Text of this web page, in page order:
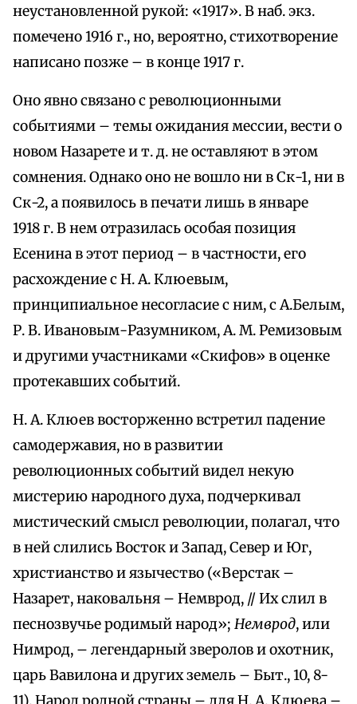
неустановленной рукой: «1917». В наб. экз.
помечено 1916 г., но, вероятно, стихотворение
написано позже – в конце 1917 г.
Оно явно связано с революционными
событиями – темы ожидания мессии, вести о
новом Назарете и т. д. не оставляют в этом
сомнения. Однако оно не вошло ни в Ск-1, ни в
Ск-2, а появилось в печати лишь в январе
1918 г. В нем отразилась особая позиция
Есенина в этот период – в частности, его
расхождение с Н. А. Клюевым,
принципиальное несогласие с ним, с А.Белым,
Р. В. Ивановым-Разумником, А. М. Ремизовым
и другими участниками «Скифов» в оценке
протекавших событий.
Н. А. Клюев восторженно встретил падение
самодержавия, но в развитии
революционных событий видел некую
мистерию народного духа, подчеркивал
мистический смысл революции, полагал, что
в ней слились Восток и Запад, Север и Юг,
христианство и язычество («Верстак –
Назарет, наковальня – Немврод, // Их слил в
песнозвучье родимый народ»; Немврод, или
Нимрод, – легендарный зверолов и охотник,
царь Вавилона и других земель – Быт., 10, 8-